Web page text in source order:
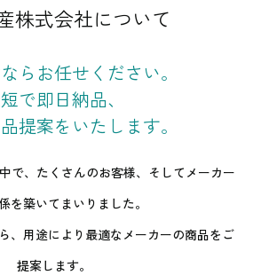
株式会社について
らお任せください。
で即日納品、
提案をいたします。
で、たくさんのお客様、そしてメーカー
を築いてまいりました。
、用途により最適なメーカーの商品をご
提案します。